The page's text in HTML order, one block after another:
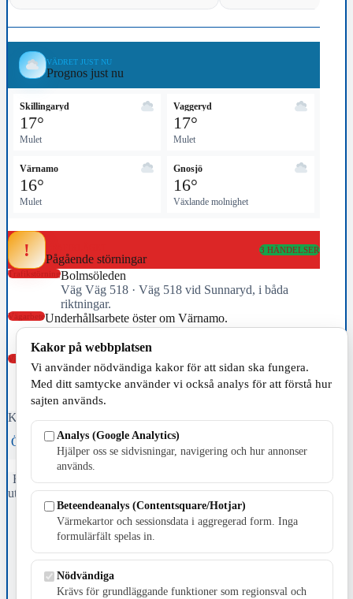
VÄDRET JUST NU
Prognos just nu
Skillingaryd
17°
Mulet
Vaggeryd
17°
Mulet
Värnamo
16°
Mulet
Gnosjö
16°
Växlande molnighet
! Pågående störningar
3 HÄNDELSER
TrafikstörningBolmsöleden
Väg Väg 518 · Väg 518 vid Sunnaryd, i båda
riktningar.
VägarbeteUnderhållsarbete öster om Värnamo.
Väg Väg 27 · Väg 27 från Sydsvenska krysset till
Voxtorp båda riktningarna i Jönköpings län (F)
Vägarbete
Underhållsarbete söder om trafikplats Hornsborg.
Väg E4 · E4 från Trafikplats Strömsnäs-Traryd (76) till
Trafikplats Hornsborg (77) i riktning mot Värnamo i
Kronobergs län (G)
Källa: Trafikverket · uppdaterad 21:14
Öppna trafikhubben → Trafikverket →
Fristående webbtidningsföretag grundat 1991 som sedan 2002 ger
ut tidningen Skillingaryd.nu och 2010 lanserades Värnamo.nu. Från
april 2026 omfattar Skillingaryd.nu tre kommuner: Gnosjö,
Värnamo och Vaggeryds kommun.
E-post: redaktionen@skillingaryd.nu
Postadress: Gisslaköp 1, 568 92 Skillingaryd
Kakor på webbplatsen
Vi använder nödvändiga kakor för att sidan ska fungera.
Med ditt samtycke använder vi också analys för att förstå hur
sajten används.
Analys (Google Analytics)
Hjälper oss se sidvisningar, navigering och hur annonser
används.
Beteendeanalys (Contentsquare/Hotjar)
Värmekartor och sessionsdata i aggregerad form. Inga
formulärfält spelas in.
Nödvändiga
Krävs för grundläggande funktioner som regionsval och